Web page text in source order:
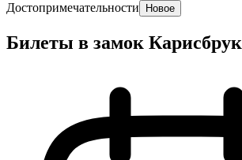
Достопримечательности Новое
Билеты в замок Карисбрук